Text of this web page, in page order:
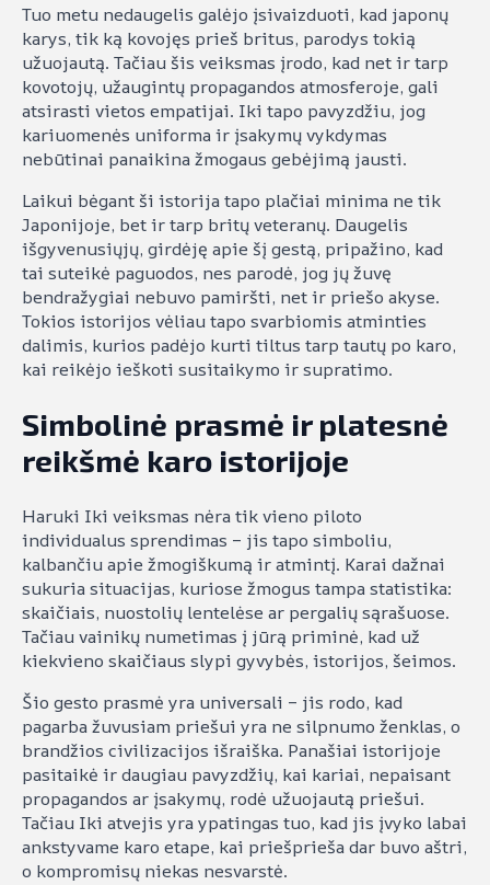
Tuo metu nedaugelis galėjo įsivaizduoti, kad japonų
karys, tik ką kovojęs prieš britus, parodys tokią
užuojautą. Tačiau šis veiksmas įrodo, kad net ir tarp
kovotojų, užaugintų propagandos atmosferoje, gali
atsirasti vietos empatijai. Iki tapo pavyzdžiu, jog
kariuomenės uniforma ir įsakymų vykdymas
nebūtinai panaikina žmogaus gebėjimą jausti.
Laikui bėgant ši istorija tapo plačiai minima ne tik
Japonijoje, bet ir tarp britų veteranų. Daugelis
išgyvenusiųjų, girdėję apie šį gestą, pripažino, kad
tai suteikė paguodos, nes parodė, jog jų žuvę
bendražygiai nebuvo pamiršti, net ir priešo akyse.
Tokios istorijos vėliau tapo svarbiomis atminties
dalimis, kurios padėjo kurti tiltus tarp tautų po karo,
kai reikėjo ieškoti susitaikymo ir supratimo.
Simbolinė prasmė ir platesnė
reikšmė karo istorijoje
Haruki Iki veiksmas nėra tik vieno piloto
individualus sprendimas – jis tapo simboliu,
kalbančiu apie žmogiškumą ir atmintį. Karai dažnai
sukuria situacijas, kuriose žmogus tampa statistika:
skaičiais, nuostolių lentelėse ar pergalių sąrašuose.
Tačiau vainikų numetimas į jūrą priminė, kad už
kiekvieno skaičiaus slypi gyvybės, istorijos, šeimos.
Šio gesto prasmė yra universali – jis rodo, kad
pagarba žuvusiam priešui yra ne silpnumo ženklas, o
brandžios civilizacijos išraiška. Panašiai istorijoje
pasitaikė ir daugiau pavyzdžių, kai kariai, nepaisant
propagandos ar įsakymų, rodė užuojautą priešui.
Tačiau Iki atvejis yra ypatingas tuo, kad jis įvyko labai
ankstyvame karo etape, kai priešprieša dar buvo aštri,
o kompromisų niekas nesvarstė.